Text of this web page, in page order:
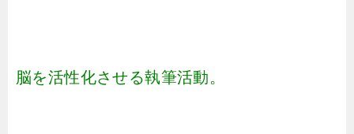
脳を活性化させる執筆活動。